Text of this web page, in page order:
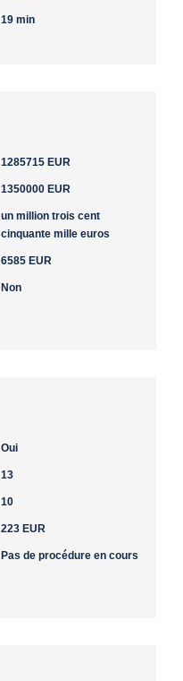
19 min
1285715 EUR
1350000 EUR
un million trois cent
cinquante mille euros
6585 EUR
Non
Oui
13
10
223 EUR
Pas de procédure en cours